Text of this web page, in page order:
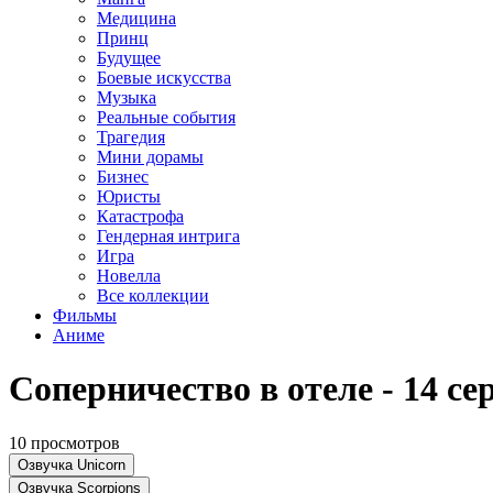
Медицина
Принц
Будущее
Боевые искусства
Музыка
Реальные события
Трагедия
Мини дорамы
Бизнес
Юристы
Катастрофа
Гендерная интрига
Игра
Новелла
Все коллекции
Фильмы
Аниме
Соперничество в отеле - 14
10 просмотров
Озвучка Unicorn
Озвучка Scorpions